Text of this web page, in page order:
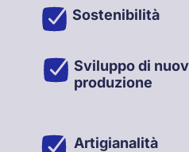
Sostenibilità
Sviluppo di
produzione
Artigianalità